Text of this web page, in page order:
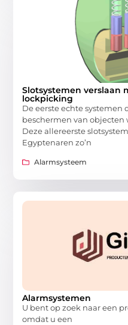
Slotsystemen verslaan
lockpicking
De eerste echte
beschermen van
Deze allereerste
Egyptenaren zo’n
Alarmsysteem
Alarmsystemen
U bent op zoek naar een
omdat u een